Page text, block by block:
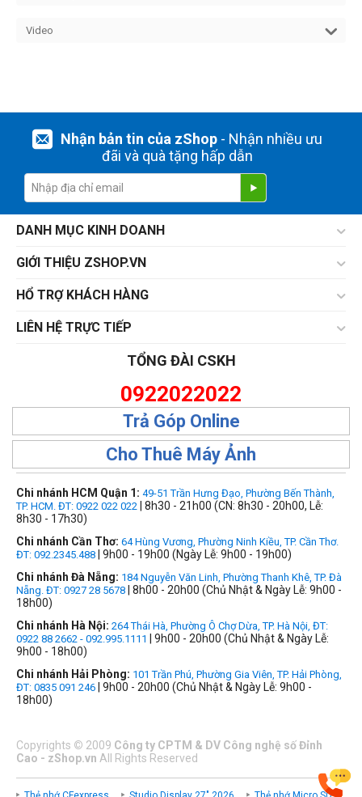
Video
Nhận bản tin của zShop- Nhận nhiều ưu
đãi và quà tặng hấp dẫn
DANH MỤC KINH DOANH
GIỚI THIỆU ZSHOP.VN
HỔ TRỢ KHÁCH HÀNG
LIÊN HỆ TRỰC TIẾP
TỔNG ĐÀI CSKH
0922022022
Trả Góp Online
Cho Thuê Máy Ảnh
Chi nhánh HCM Quận 1: 49-51 Trần Hưng Đạo, Phường Bến Thành,
TP. HCM. ĐT: 0922 022 022 | 8h30 - 21h00 (CN: 8h30 - 20h00, Lễ:
8h30 - 17h30)
Chi nhánh Cần Thơ: 64 Hùng Vương, Phường Ninh Kiều, TP. Cần Thơ.
ĐT: 092.2345.488 | 9h00 - 19h00 (Ngày Lễ: 9h00 - 19h00)
Chi nhánh Đà Nẵng: 184 Nguyễn Văn Linh, Phường Thanh Khê, TP. Đà
Nẵng. ĐT: 0927 28 5678 | 8h00 - 20h00 (Chủ Nhật & Ngày Lễ: 9h00 -
18h00)
Chi nhánh Hà Nội: 264 Thái Hà, Phường Ô Chợ Dừa, TP. Hà Nội, ĐT:
0922 88 2662 - 092.995.1111
| 9h00 - 20h00 (Chủ Nhật & Ngày Lễ:
9h00 - 18h00)
Chi nhánh Hải Phòng: 101 Trần Phú, Phường Gia Viên, TP. Hải Phòng,
ĐT: 0835 091 246 | 9h00 - 20h00 (Chủ Nhật & Ngày Lễ: 9h00 -
18h00)
Copyrights © 2009 Công ty CPTM & DV Công nghệ số Đỉnh
Cao - zShop.vn All Rights Reserved